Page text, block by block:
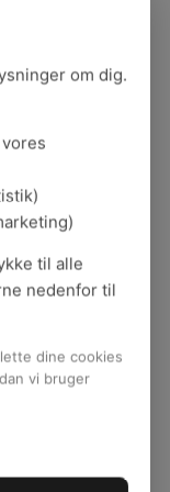
Af samme
en kop
det en
mest
sig
siger
det også en
som
der gerne
om dig.
til alle
nedenfor til
dine cookies
vi bruger